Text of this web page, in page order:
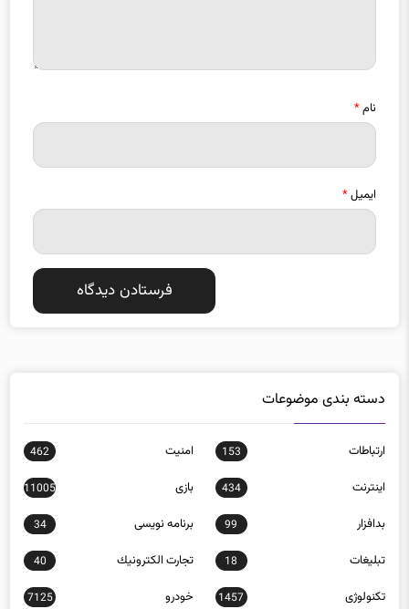
نام*
ایمیل*
دسته بندی موضوعات
ارتباطات 153 امنيت 462
اينترنت 434 بازی 11005
بدافزار 99 برنامه نويسی 34
تبلیغات 18 تجارت الكترونيك 40
تکنولوژی 1457 خودرو 7125